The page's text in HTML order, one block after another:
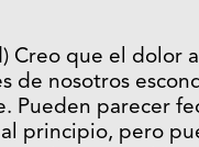
Creo que el dolor
de nosotros
Pueden parecer
principio, pero